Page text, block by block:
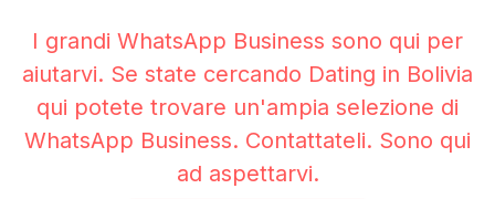
I grandi WhatsApp Business sono qui per
aiutarvi. Se state cercando Dating in Bolivia
qui potete trovare un'ampia selezione di
WhatsApp Business. Contattateli. Sono qui
ad aspettarvi.